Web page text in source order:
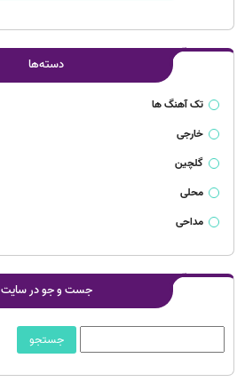
دسته‌ها
تک آهنگ ها
خارجی
گلچین
محلی
مداحی
جست و جو در سایت